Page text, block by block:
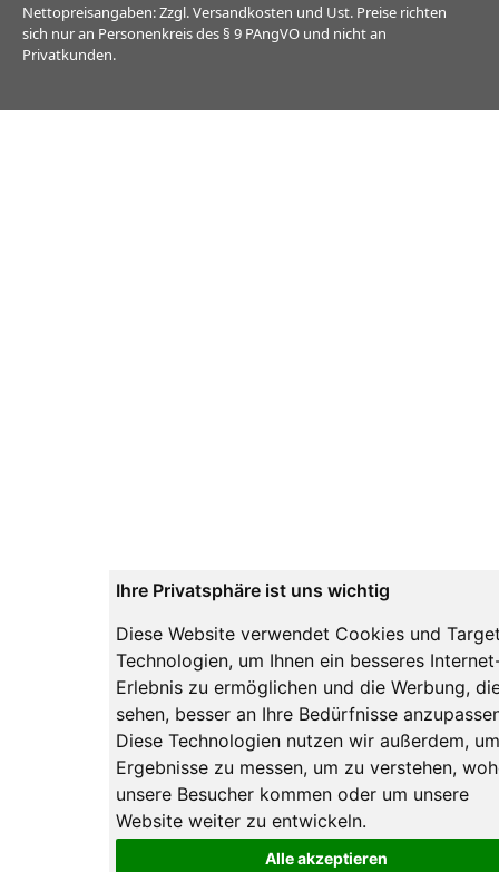
Ihre Privatsphäre ist uns wichtig
Diese Website verwendet Cookies und
Technologien, um Ihnen ein besseres
Erlebnis zu ermöglichen und die Werbung,
sehen, besser an Ihre Bedürfnisse
Diese Technologien nutzen wir außerdem, um
Ergebnisse zu messen, um zu verstehen,
unsere Besucher kommen oder um unsere
Website weiter zu entwickeln.
Alle akzeptieren
Nettopreisangaben: Zzgl. Versandkosten und Ust. Preise richten
sich nur an Personenkreis des § 9 PAngVO und nicht an
Privatkunden.